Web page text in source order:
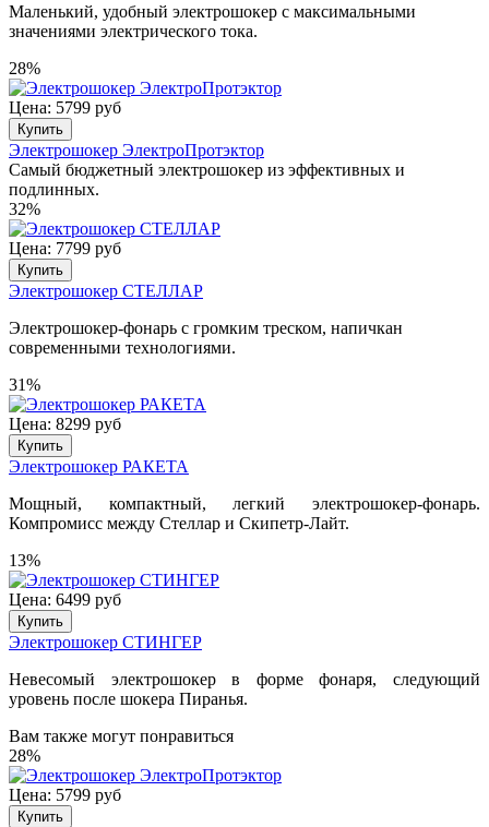
Маленький, удобный электрошокер с максимальными
значениями электрического тока.
28%
Цена: 5799 руб
Купить
Электрошокер ЭлектроПротэктор
Самый бюджетный электрошокер из эффективных и
подлинных.
32%
Цена: 7799 руб
Купить
Электрошокер СТЕЛЛАР
Электрошокер-фонарь с громким треском, напичкан
современными технологиями.
31%
Цена: 8299 руб
Купить
Электрошокер РАКЕТА
Мощный, компактный, легкий электрошокер-фонарь.
Компромисс между Стеллар и Скипетр-Лайт.
13%
Цена: 6499 руб
Купить
Электрошокер СТИНГЕР
Невесомый электрошокер в форме фонаря, следующий
уровень после шокера Пиранья.
Вам также могут понравиться
28%
Цена: 5799 руб
Купить